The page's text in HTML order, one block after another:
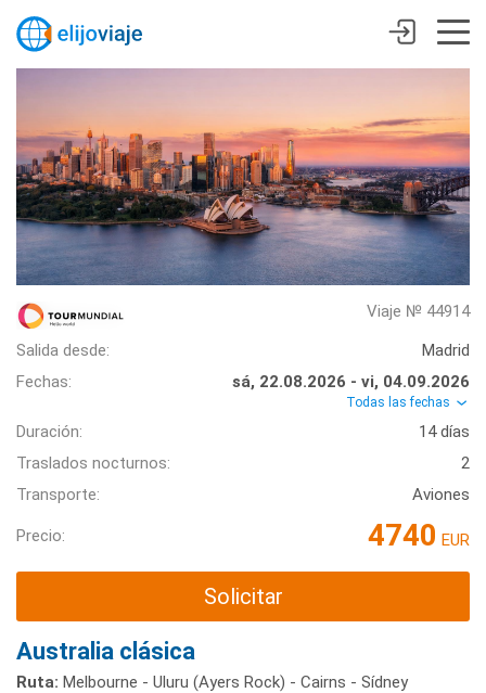
Viaje № 44914
Salida desde:
Madrid
Fechas:
sá, 22.08.2026 - vi, 04.09.2026
Todas las fechas
Duración:
14 días
Traslados nocturnos:
2
Transporte:
Aviones
Precio: 4740 EUR
Solicitar
Australia clásica
Ruta: Melbourne - Uluru (Ayers Rock) - Cairns - Sídney